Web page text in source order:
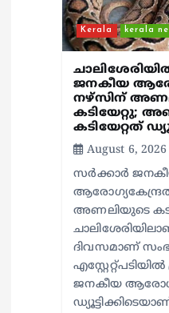
Kerala kerala
ജനകീയ
നഴ്സിന്
കടിയേറ്റു;
കടിയേറ്റത്
August 6, 2026
സര്‍ക്കാര്‍
അണലിയുടെ
ദിവസമാണ്
ജനകീയ